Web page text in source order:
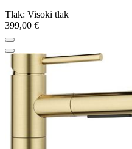
Tlak: Visoki tlak
399,00 €